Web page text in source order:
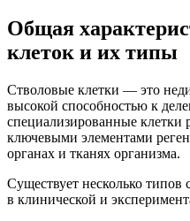
Общая
клеток и их типы
Стволовые клетки — это
высокой способностью к
специализированные
ключевыми элементами
органах и тканях организма.
Существует несколько
в клинической и